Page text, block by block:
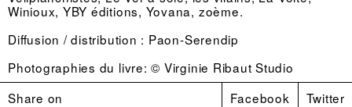
Winioux, YBY éditions, Yovana, zoème.
Diffusion / distribution : Paon-Serendip
Photographies du livre: © Virginie Ribaut Studio
Share on
Facebook Twitter